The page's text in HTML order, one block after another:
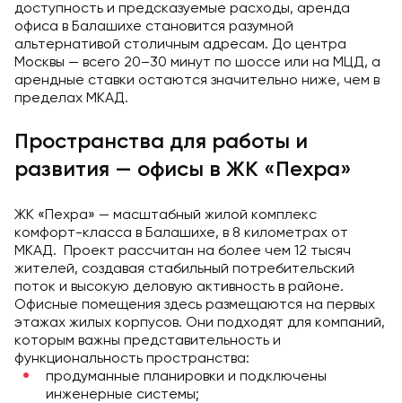
доступность и предсказуемые расходы, аренда
офиса в Балашихе становится разумной
альтернативой столичным адресам. До центра
Москвы — всего 20–30 минут по шоссе или на МЦД, а
арендные ставки остаются значительно ниже, чем в
пределах МКАД.
Пространства для работы и
развития — офисы в ЖК «Пехра»
ЖК «Пехра» — масштабный жилой комплекс
комфорт-класса в Балашихе, в 8 километрах от
МКАД. Проект рассчитан на более чем 12 тысяч
жителей, создавая стабильный потребительский
поток и высокую деловую активность в районе.
Офисные помещения здесь размещаются на первых
этажах жилых корпусов. Они подходят для компаний,
которым важны представительность и
функциональность пространства:
продуманные планировки и подключены
инженерные системы;